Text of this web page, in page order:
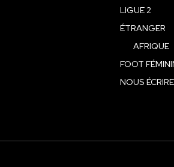
LIGUE 2
ÉTRANGER
AFRIQUE
FOOT
NOUS ÉCRIRE